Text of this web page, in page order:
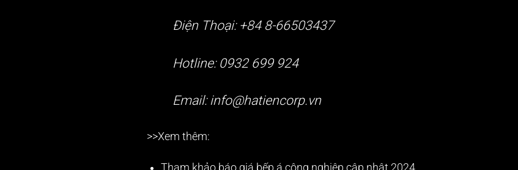
Điện Thoại: +84 8-66503437
Hotline: 0932 699 924
Email: info@hatiencorp.vn
>>Xem thêm: